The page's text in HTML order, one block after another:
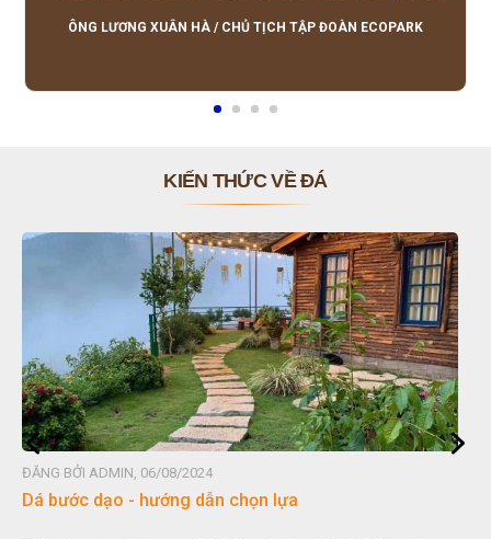
lượng tốt, giá hợp lý, hỗ trợ tận tình.
ÔNG LƯƠNG XUÂN HÀ / CHỦ TỊCH TẬP ĐOÀN ECOPARK
KIẾN THỨC VỀ ĐÁ
ĐĂNG BỞI ADMIN, 06/08/2024
Đá non bộ - cách lựa chọn non bộ đẹp